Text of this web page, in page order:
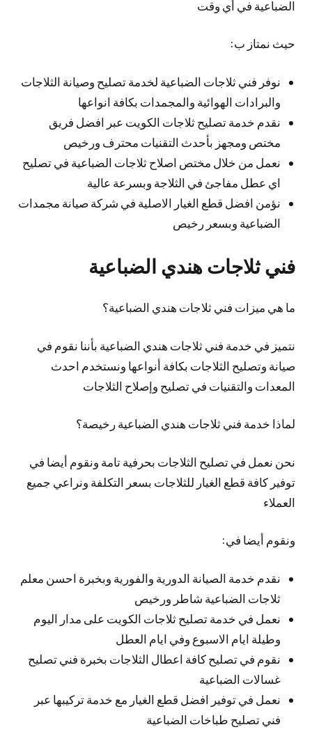
الضباعية في أي وقت
حيث نمتاز ب:
نوفر فني ثلاجات الضباعية لخدمة تصليح وصيانة الثلاجات
والبرادات الهوائية والمجمدات بكافة انواعها
نقدم خدمة تصليح ثلاجات الكويت عبر افضل فريق
مختص ومجهز بأحدث التقنيات محترف ورخيص
نعمل من خلال مختص اصلاح ثلاجات الضباعية في تصليح
اي عطل مفاجئ في الثلاجة وبسرعة عالية
نؤمن افضل قطع الغيار الاصلية في شركة صيانة مجمدات
الضباعية وبسعر رخيص
فني ثلاجات هندي الضباعية
ما هي ميزات فني ثلاجات هندي الضباعية؟
نتميز في خدمة فني ثلاجات هندي الضباعية بأننا نقوم في
صيانة وتصليح الثلاجات بكافة أنواعها ونستخدم احدث
المعدات والتقنيات في تصليح وإصلاح الثلاجات
لماذا خدمة فني ثلاجات هندي الضباعية رخيصة؟
نحن نعمل في تصليح الثلاجات بحرفية تامة ونقوم أيضا في
توفير كافة قطع الغيار للثلاجات بسعر التكلفة ونراعي جميع
العملاء
ونقوم أيضا في:
نقدم خدمة الصيانة الدورية والفورية وبخبرة احسن معلم
ثلاجات الضباعية شاطر ورخيص
نعمل في خدمة تصليح ثلاجات الكويت على مدار اليوم
وطيلة ايام الاسبوع وفي ايام العطل
نقوم في تصليح كافة اعطال الثلاجات بخبرة فني تصليح
غسالات الضباعية
نعمل في توفير افضل قطع الغيار مع خدمة تركيبها عبر
فني تصليح طباخات الضباعية